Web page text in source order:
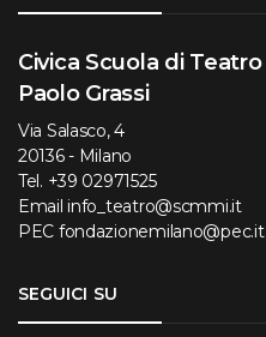
Civica Scuola di Teatro
Paolo Grassi
Via Salasco, 4
20136 - Milano
Tel. +39 02971525
Email info_teatro@scmmi.it
PEC fondazionemilano@pec.it
SEGUICI SU